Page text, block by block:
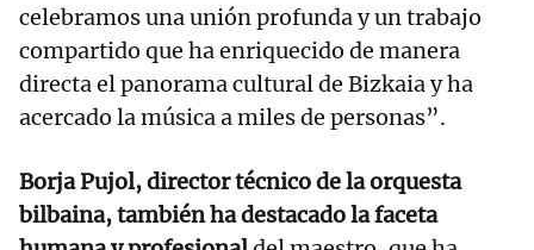
celebramos una unión profunda y un trabajo
compartido que ha enriquecido de manera
directa el panorama cultural de Bizkaia y ha
acercado la música a miles de personas”.
Borja Pujol, director técnico de la orquesta
bilbaina, también ha destacado la faceta